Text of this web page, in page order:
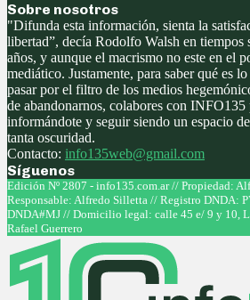
Sobre nosotros
"Difunda esta información, sienta la
libertad”, decía Rodolfo Walsh en tiempos
años, y aunque el macrismo no este en el
mediático. Justamente, para saber qué es
pasar por el filtro de los medios
de abandonarnos, colabores con INFO135
informándote y seguir siendo un espacio
tanta oscuridad.
Contacto: info135web@gmail.com
Síguenos
Facebook
Twitter
Instagram
Youtube
Edición Nº 2807 - info135.com.ar // Propiedad:
Responsable: Alfredo Silletta // Registro DNDA:
DNDA#MJ // Domicilio legal: calle 45 e/ 9 y 10,
Rafael Guerrero